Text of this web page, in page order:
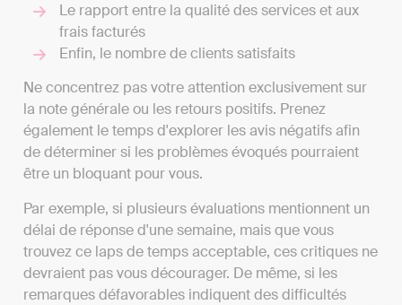
Le rapport entre la qualité des services et aux
frais facturés
Enfin, le nombre de clients satisfaits
Ne concentrez pas votre attention exclusivement sur
la note générale ou les retours positifs. Prenez
également le temps d'explorer les avis négatifs afin
de déterminer si les problèmes évoqués pourraient
être un bloquant pour vous.
Par exemple, si plusieurs évaluations mentionnent un
délai de réponse d'une semaine, mais que vous
trouvez ce laps de temps acceptable, ces critiques ne
devraient pas vous décourager. De même, si les
remarques défavorables indiquent des difficultés